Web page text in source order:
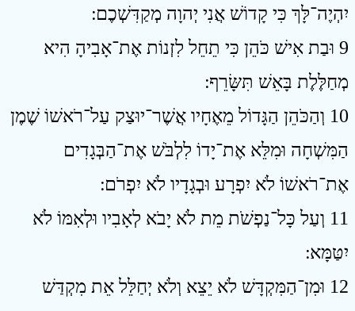
יִהְיֶה־לָּךְ כִּי קָדוֹשׁ אֲנִי יְהוָה מְקַדִּשְׁכֶם ׃
9 וּבַת אִישׁ כֹּהֵן כִּי תֵחֵל לִזְנוֹת אֶת־אָבִיהָ הִיא
מְחַלֶּלֶת בָּאֵשׁ תִּשָּׂרֵף ׃
10 וְהַכֹּהֵן הַגָּדוֹל מֵאֶחָיו אֲשֶׁר־יוּצַק עַל־רֹאשׁוֹ שֶׁמֶן
הַמִּשְׁחָה וּמִלֵּא אֶת־יָדוֹ לִלְבֹּשׁ אֶת־הַבְּגָדִים
אֶת־רֹאשׁוֹ לֹא יִפְרָע וּבְגָדָיו לֹא יִפְרֹם ׃
11 וְעַל כָּל־נַפְשֹׁת מֵת לֹא יָבֹא לְאָבִיו וּלְאִמּוֹ לֹא
יִטַּמָּא ׃
12 וּמִן־הַמִּקְדָּשׁ לֹא יֵצֵא וְלֹא יְחַלֵּל אֵת מִקְדַּשׁ